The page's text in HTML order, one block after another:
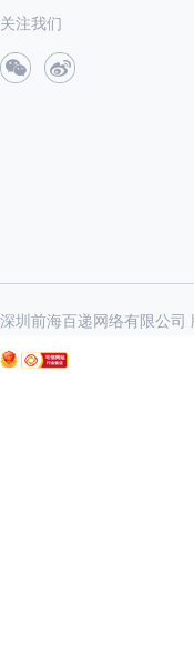
关注我们
深圳前海百递网络有限公司